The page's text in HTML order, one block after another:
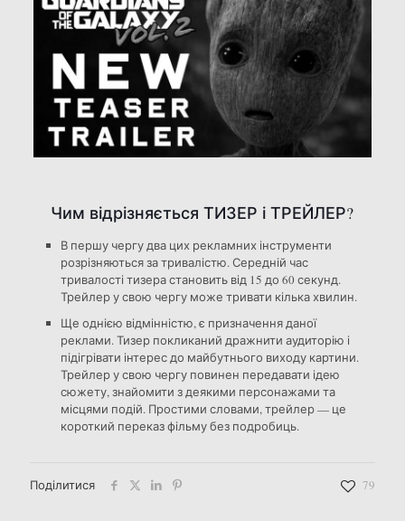
Чим відрізняється ТИЗЕР і ТРЕЙЛЕР?
В першу чергу два цих рекламних інструменти
розрізняються за тривалістю. Середній час
тривалості тизера становить від 15 до 60 секунд.
Трейлер у свою чергу може тривати кілька хвилин.
Ще однією відмінністю, є призначення даної
реклами. Тизер покликаний дражнити аудиторію і
підігрівати інтерес до майбутнього виходу картини.
Трейлер у свою чергу повинен передавати ідею
сюжету, знайомити з деякими персонажами та
місцями подій. Простими словами, трейлер — це
короткий переказ фільму без подробиць.
Поділитися 79